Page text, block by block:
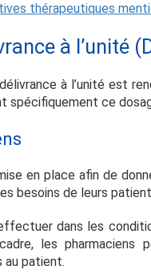
thérapeutiques
à l’unité
à l’unité est
spécifiquement ce
en place afin de
besoins de leurs
dans les
les pharmaciens
au patient.